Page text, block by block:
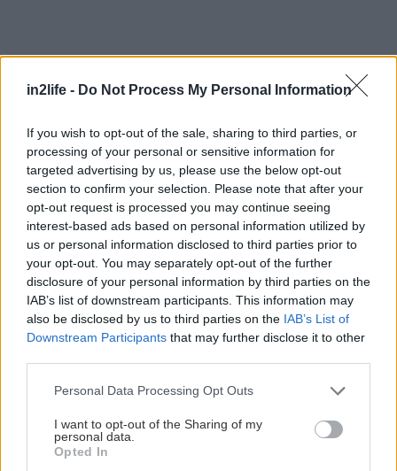
in2life - Do Not Process My Personal Information
If you wish to opt-out of the sale, sharing to third parties, or
processing of your personal or sensitive information for
targeted advertising by us, please use the below opt-out
section to confirm your selection. Please note that after your
opt-out request is processed you may continue seeing
interest-based ads based on personal information utilized by
us or personal information disclosed to third parties prior to
your opt-out. You may separately opt-out of the further
disclosure of your personal information by third parties on the
IAB’s list of downstream participants. This information may
also be disclosed by us to third parties on the IAB’s List of
Downstream Participants that may further disclose it to other
Please note that this website/app uses one or more Google
not limited to your visit or usage behaviour. You may click to
grant or deny consent to Google and its third-party tags to
use your data for below specified purposes in below Google
Personal Data Processing Opt Outs
I want to opt-out of the Sharing of my
personal data.
Opted In
Αναζήτηση